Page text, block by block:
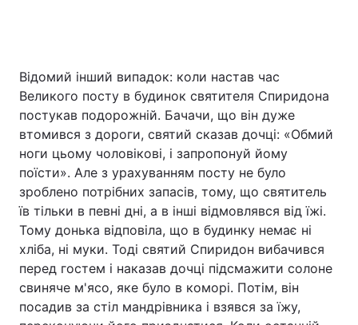
Відомий інший випадок: коли настав час
Великого посту в будинок святителя Спиридона
постукав подорожній. Бачачи, що він дуже
втомився з дороги, святий сказав дочці: «Обмий
ноги цьому чоловікові, і запропонуй йому
поїсти». Але з урахуванням посту не було
зроблено потрібних запасів, тому, що святитель
їв тільки в певні дні, а в інші відмовлявся від їжі.
Тому донька відповіла, що в будинку немає ні
хліба, ні муки. Тоді святий Спиридон вибачився
перед гостем і наказав дочці підсмажити солоне
свиняче м'ясо, яке було в коморі. Потім, він
посадив за стіл мандрівника і взявся за їжу,